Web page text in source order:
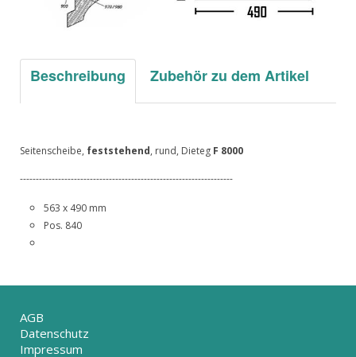
Beschreibung Zubehör zu dem Artikel
Seitenscheibe, feststehend, rund, Dieteg F 8000
-------------------------------------------------------------------
563 x 490 mm
Pos. 840
AGB
Datenschutz
Impressum